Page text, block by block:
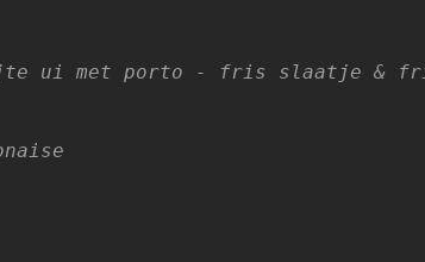
ui met porto - fris slaatje &